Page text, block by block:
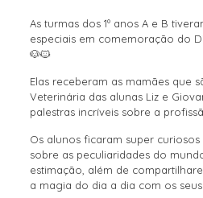
As turmas dos 1º anos A e B
especiais em comemoração do
🐶🐱
Elas receberam as mamães que
Veterinária das alunas Liz e
palestras incríveis sobre a
Os alunos ficaram super
sobre as peculiaridades do
estimação, além de
a magia do dia a dia com os